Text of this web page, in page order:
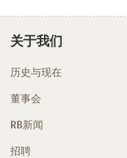
关于我们
历史与现在
董事会
RB新闻
招聘